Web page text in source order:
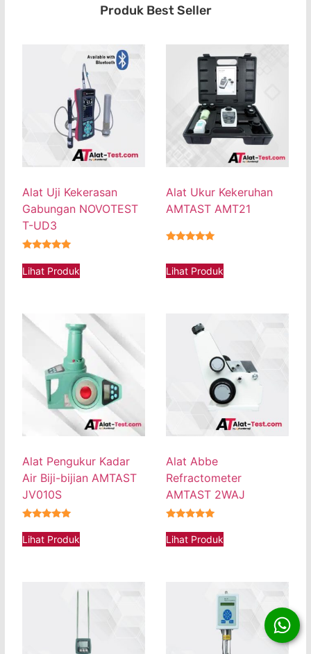
Produk Best Seller
Alat Uji Kekerasan
Gabungan NOVOTEST
T-UD3
Lihat Produk
Alat Ukur Kekeruhan
AMTAST AMT21
Lihat Produk
Alat Pengukur Kadar
Air Biji-bijian AMTAST
JV010S
Lihat Produk
Alat Abbe
Refractometer
AMTAST 2WAJ
Lihat Produk